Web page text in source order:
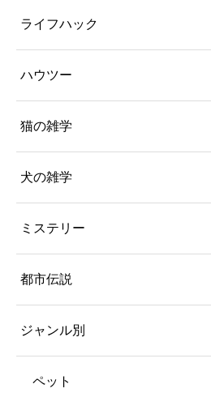
ライフハック
ハウツー
猫の雑学
犬の雑学
ミステリー
都市伝説
ジャンル別
ペット